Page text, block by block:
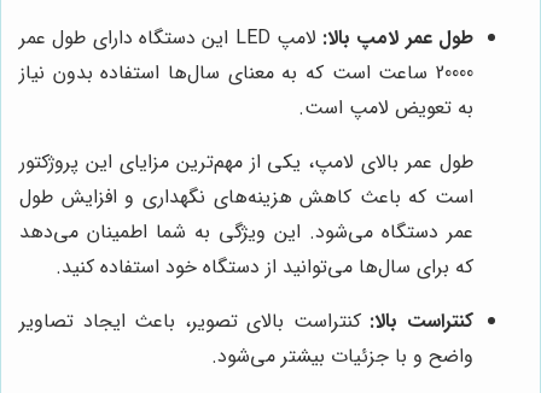
طول عمر لامپ بالا:
لامپ LED این دستگاه دارای طول عمر
20000 ساعت است که به معنای سال‌ها استفاده بدون نیاز
به تعویض لامپ است.
طول عمر بالای لامپ، یکی از مهم‌ترین مزایای این پروژکتور
است که باعث کاهش هزینه‌های نگهداری و افزایش طول
عمر دستگاه می‌شود. این ویژگی به شما اطمینان می‌دهد
که برای سال‌ها می‌توانید از دستگاه خود استفاده کنید.
کنتراست بالا: کنتراست بالای تصویر، باعث ایجاد تصاویر
واضح و با جزئیات بیشتر می‌شود.